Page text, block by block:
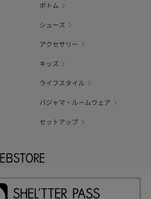
ボトム
シューズ
アクセサリー
キッズ
ライフスタイル
パジャマ・ルームウェア
セットアップ